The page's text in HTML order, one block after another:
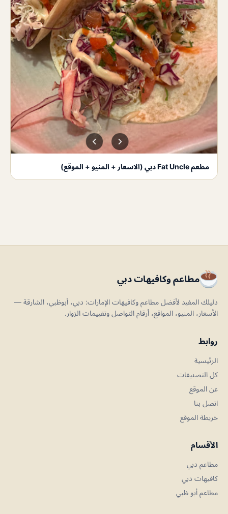
مطعم Fat Uncle دبي (الاسعار + المنيو + الموقع)
مطاعم وكافيهات دبي
دليلك المفيد لأفضل مطاعم وكافيهات الإمارات: دبي، أبوظبي، الشارقة —
الأسعار، المنيو، المواقع، أرقام التواصل وتقييمات الزوار.
روابط
الرئيسية
كل التصنيفات
عن الموقع
اتصل بنا
خريطة الموقع
الأقسام
مطاعم دبي
كافيهات دبي
مطاعم أبو ظبي